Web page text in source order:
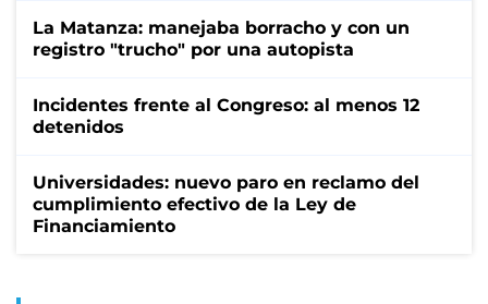
La Matanza: manejaba borracho y con un
registro "trucho" por una autopista
Incidentes frente al Congreso: al menos 12
detenidos
Universidades: nuevo paro en reclamo del
cumplimiento efectivo de la Ley de
Financiamiento